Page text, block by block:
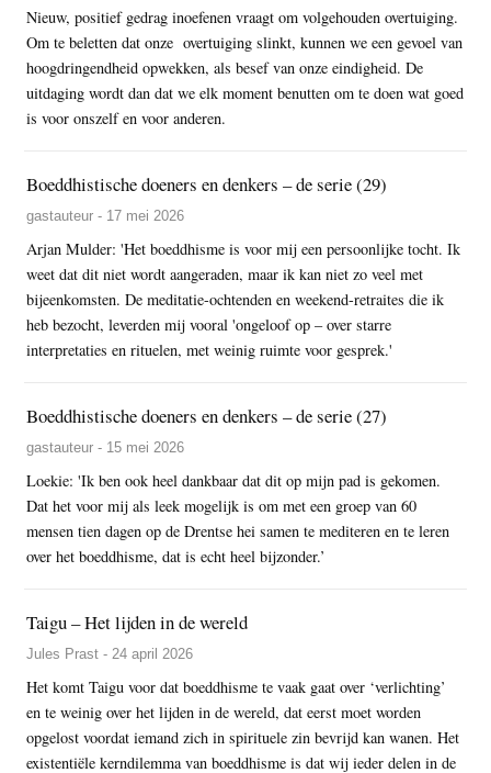
Nieuw, positief gedrag inoefenen vraagt om volgehouden overtuiging.
Om te beletten dat onze overtuiging slinkt, kunnen we een gevoel van
hoogdringendheid opwekken, als besef van onze eindigheid. De
uitdaging wordt dan dat we elk moment benutten om te doen wat goed
is voor onszelf en voor anderen.
Boeddhistische doeners en denkers – de serie (29)
gastauteur - 17 mei 2026
Arjan Mulder: 'Het boeddhisme is voor mij een persoonlijke tocht. Ik
weet dat dit niet wordt aangeraden, maar ik kan niet zo veel met
bijeenkomsten. De meditatie-ochtenden en weekend-retraites die ik
heb bezocht, leverden mij vooral 'ongeloof op – over starre
interpretaties en rituelen, met weinig ruimte voor gesprek.'
Boeddhistische doeners en denkers – de serie (27)
gastauteur - 15 mei 2026
Loekie: 'Ik ben ook heel dankbaar dat dit op mijn pad is gekomen.
Dat het voor mij als leek mogelijk is om met een groep van 60
mensen tien dagen op de Drentse hei samen te mediteren en te leren
over het boeddhisme, dat is echt heel bijzonder.’
Taigu – Het lijden in de wereld
Jules Prast - 24 april 2026
Het komt Taigu voor dat boeddhisme te vaak gaat over ‘verlichting’
en te weinig over het lijden in de wereld, dat eerst moet worden
opgelost voordat iemand zich in spirituele zin bevrijd kan wanen. Het
existentiële kerndilemma van boeddhisme is dat wij ieder delen in de